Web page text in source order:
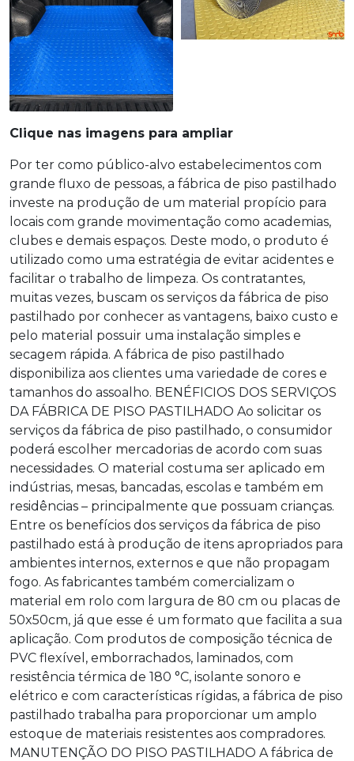
Clique nas imagens para ampliar
Por ter como público-alvo estabelecimentos com
grande fluxo de pessoas, a fábrica de piso pastilhado
investe na produção de um material propício para
locais com grande movimentação como academias,
clubes e demais espaços. Deste modo, o produto é
utilizado como uma estratégia de evitar acidentes e
facilitar o trabalho de limpeza. Os contratantes,
muitas vezes, buscam os serviços da fábrica de piso
pastilhado por conhecer as vantagens, baixo custo e
pelo material possuir uma instalação simples e
secagem rápida. A fábrica de piso pastilhado
disponibiliza aos clientes uma variedade de cores e
tamanhos do assoalho. BENÉFICIOS DOS SERVIÇOS
DA FÁBRICA DE PISO PASTILHADO Ao solicitar os
serviços da fábrica de piso pastilhado, o consumidor
poderá escolher mercadorias de acordo com suas
necessidades. O material costuma ser aplicado em
indústrias, mesas, bancadas, escolas e também em
residências – principalmente que possuam crianças.
Entre os benefícios dos serviços da fábrica de piso
pastilhado está à produção de itens apropriados para
ambientes internos, externos e que não propagam
fogo. As fabricantes também comercializam o
material em rolo com largura de 80 cm ou placas de
50x50cm, já que esse é um formato que facilita a sua
aplicação. Com produtos de composição técnica de
PVC flexível, emborrachados, laminados, com
resistência térmica de 180 °C, isolante sonoro e
elétrico e com características rígidas, a fábrica de piso
pastilhado trabalha para proporcionar um amplo
estoque de materiais resistentes aos compradores.
MANUTENÇÃO DO PISO PASTILHADO A fábrica de